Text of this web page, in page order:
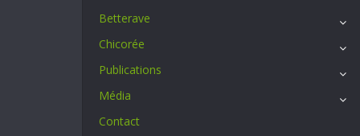
Betterave
Chicorée
Publications
Média
Contact